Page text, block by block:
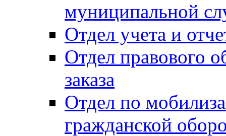
муниципальной
Отдел учета и
Отдел правового
заказа
Отдел по
гражданской